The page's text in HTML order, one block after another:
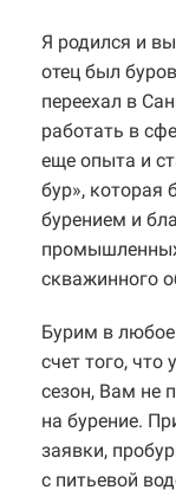
Я родился и
отец был
переехал в
работать в
еще опыта и
бур», которая
бурением и
скважинного
Бурим в
счет того, что
сезон, Вам не
на бурение.
заявки,
с питьевой